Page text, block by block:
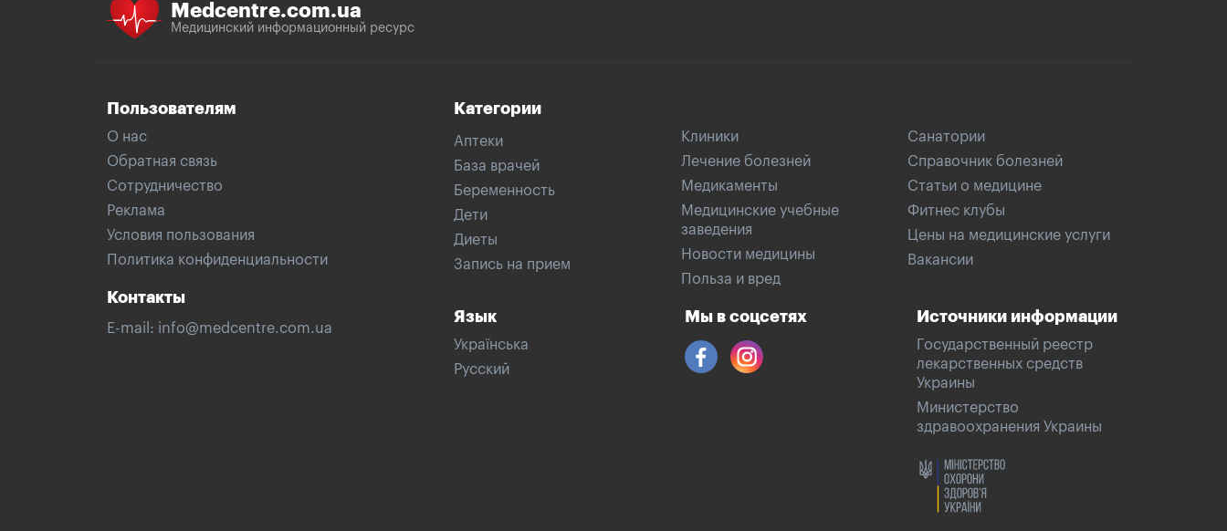
Medcentre.com.ua
Медицинский информационный ресурс
Пользователям
О нас
Обратная связь
Сотрудничество
Реклама
Условия пользования
Политика конфиденциальности
Контакты
E-mail: info@medcentre.com.ua
Категории
Аптеки
База врачей
Беременность
Дети
Диеты
Запись на прием
Клиники
Лечение болезней
Медикаменты
Медицинские учебные
заведения
Новости медицины
Польза и вред
Санатории
Справочник болезней
Статьи о медицине
Фитнес клубы
Цены на медицинские услуги
Вакансии
Язык
Українська
Русский
Мы в соцсетях Источники информации
Государственный реестр
лекарственных средств
Украины
Министерство
здравоохранения Украины